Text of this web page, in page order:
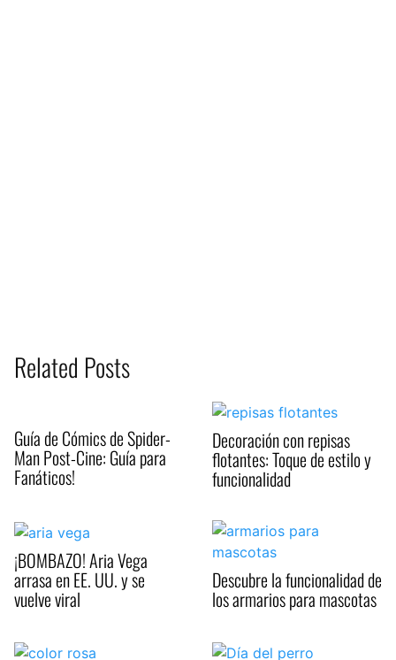
Related Posts
Guía de Cómics de Spider-
Man Post-Cine: Guía para
Fanáticos!
Decoración con repisas
flotantes: Toque de estilo y
funcionalidad
¡BOMBAZO! Aria Vega
arrasa en EE. UU. y se
vuelve viral
Descubre la funcionalidad de
los armarios para mascotas